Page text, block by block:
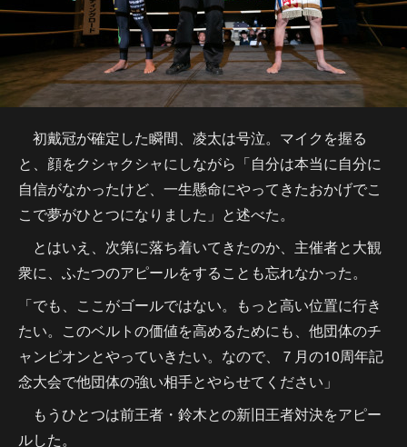
初戴冠が確定した瞬間、凌太は号泣。マイクを握る
と、顔をクシャクシャにしながら「自分は本当に自分に
自信がなかったけど、一生懸命にやってきたおかげでこ
こで夢がひとつになりました」と述べた。
とはいえ、次第に落ち着いてきたのか、主催者と大観
衆に、ふたつのアピールをすることも忘れなかった。
「でも、ここがゴールではない。もっと高い位置に行き
たい。このベルトの価値を高めるためにも、他団体のチ
ャンピオンとやっていきたい。なので、７月の10周年記
念大会で他団体の強い相手とやらせてください」
もうひとつは前王者・鈴木との新旧王者対決をアピー
ルした。